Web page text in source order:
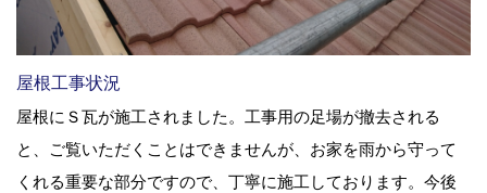
屋根工事状況
屋根にＳ瓦が施工されました。工事用の足場が撤去される
と、ご覧いただくことはできませんが、お家を雨から守って
くれる重要な部分ですので、丁寧に施工しております。今後